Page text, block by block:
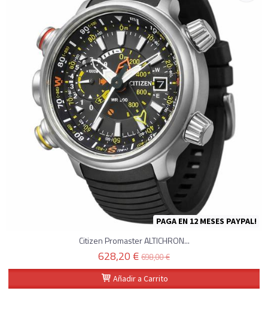
PAGA EN 12 MESES PAYPAL!
Citizen Promaster ALTICHRON...
628,20 € 698,00 €
Añadir a Carrito